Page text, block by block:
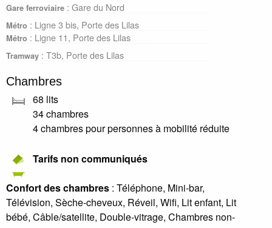
Gare ferroviaire : Gare du Nord
Métro : Ligne 3 bis, Porte des Lilas
Métro : Ligne 11, Porte des Lilas
Tramway : T3b, Porte des Lilas
Chambres
68 lits
34 chambres
4 chambres pour personnes à mobilité réduite
Tarifs non communiqués
Confort des chambres : Téléphone, Mini-bar,
Télévision, Sèche-cheveux, Réveil, Wifi, Lit enfant, Lit
bébé, Câble/satellite, Double-vitrage, Chambres non-